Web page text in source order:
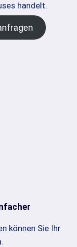
handelt.
können Sie Ihr